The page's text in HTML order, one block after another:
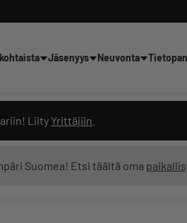
Jäsenyys Neuvonta
Liity Yrittäjiin
Suomea! Etsi täältä oma
tai kysy suoraan